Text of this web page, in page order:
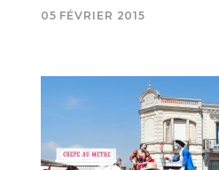
05 FÉVRIER 2015